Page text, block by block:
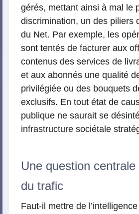
gérés, mettant ainsi à mal le
discrimination, un des piliers
du Net. Par exemple, les
sont tentés de facturer aux
contenus des services de
et aux abonnés une qualité
privilégiée ou des bouquets
exclusifs. En tout état de
publique ne saurait se
infrastructure sociétale
Une question
du trafic
Faut-il mettre de